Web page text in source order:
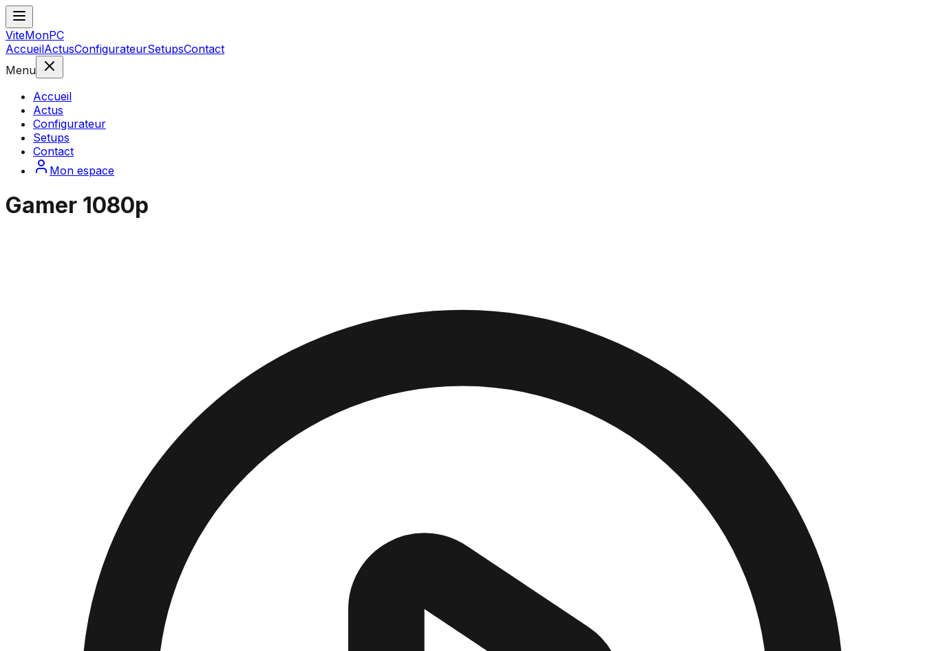
ViteMonPC
AccueilActusConfigurateurSetupsContact
Menu
Accueil
Actus
Configurateur
Setups
Contact
Mon espace
Gamer 1080p